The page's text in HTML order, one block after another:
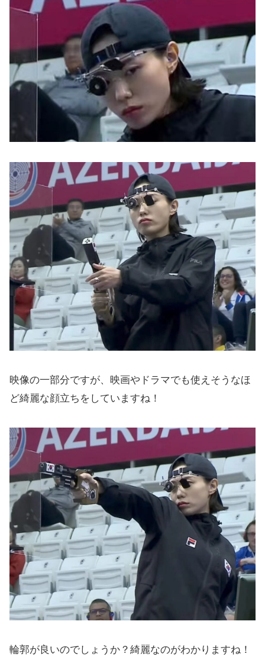
映像の一部分ですが、映画やドラマでも使えそうなほ
ど綺麗な顔立ちをしていますね！
輪郭が良いのでしょうか？綺麗なのがわかりますね！